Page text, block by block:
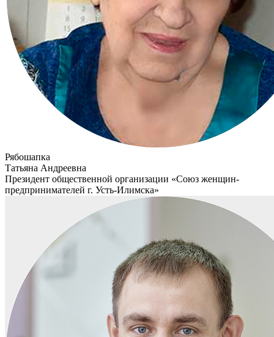
Рябошапка
Татьяна Андреевна
Президент общественной организации «Союз женщин-
предпринимателей г. Усть-Илимска»